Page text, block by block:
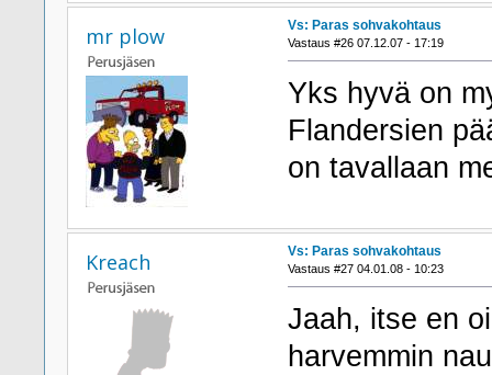
mr plow Vs: Paras sohvakohtaus
Vastaus #26 07.12.07 - 17:19
Yks hyvä on
Flandersien
on tavallaan
Kreach Vs: Paras sohvakohtaus
Vastaus #27 04.01.08 - 10:23
Jaah, itse en
harvemmin